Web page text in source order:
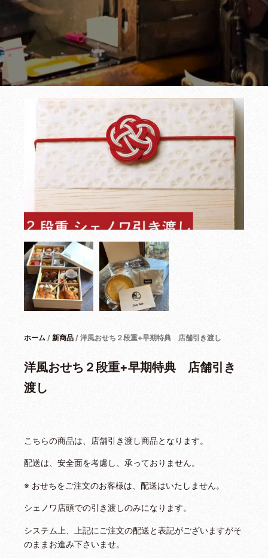
ホーム / 新商品 / 洋風おせち２段重+早期特典 店舗引き渡し
洋風おせち２段重+早期特典 店舗引き
渡し
こちらの商品は、店舗引き渡し商品となります。
配送は、安全面を考慮し、承っておりません。
※ おせちをご注文のお客様は、配送はいたしません。
シェノワ店頭での引き渡しのみになります。
システム上、上記にご注文の配送と表記がございますがそ
のままお進み下さいませ。